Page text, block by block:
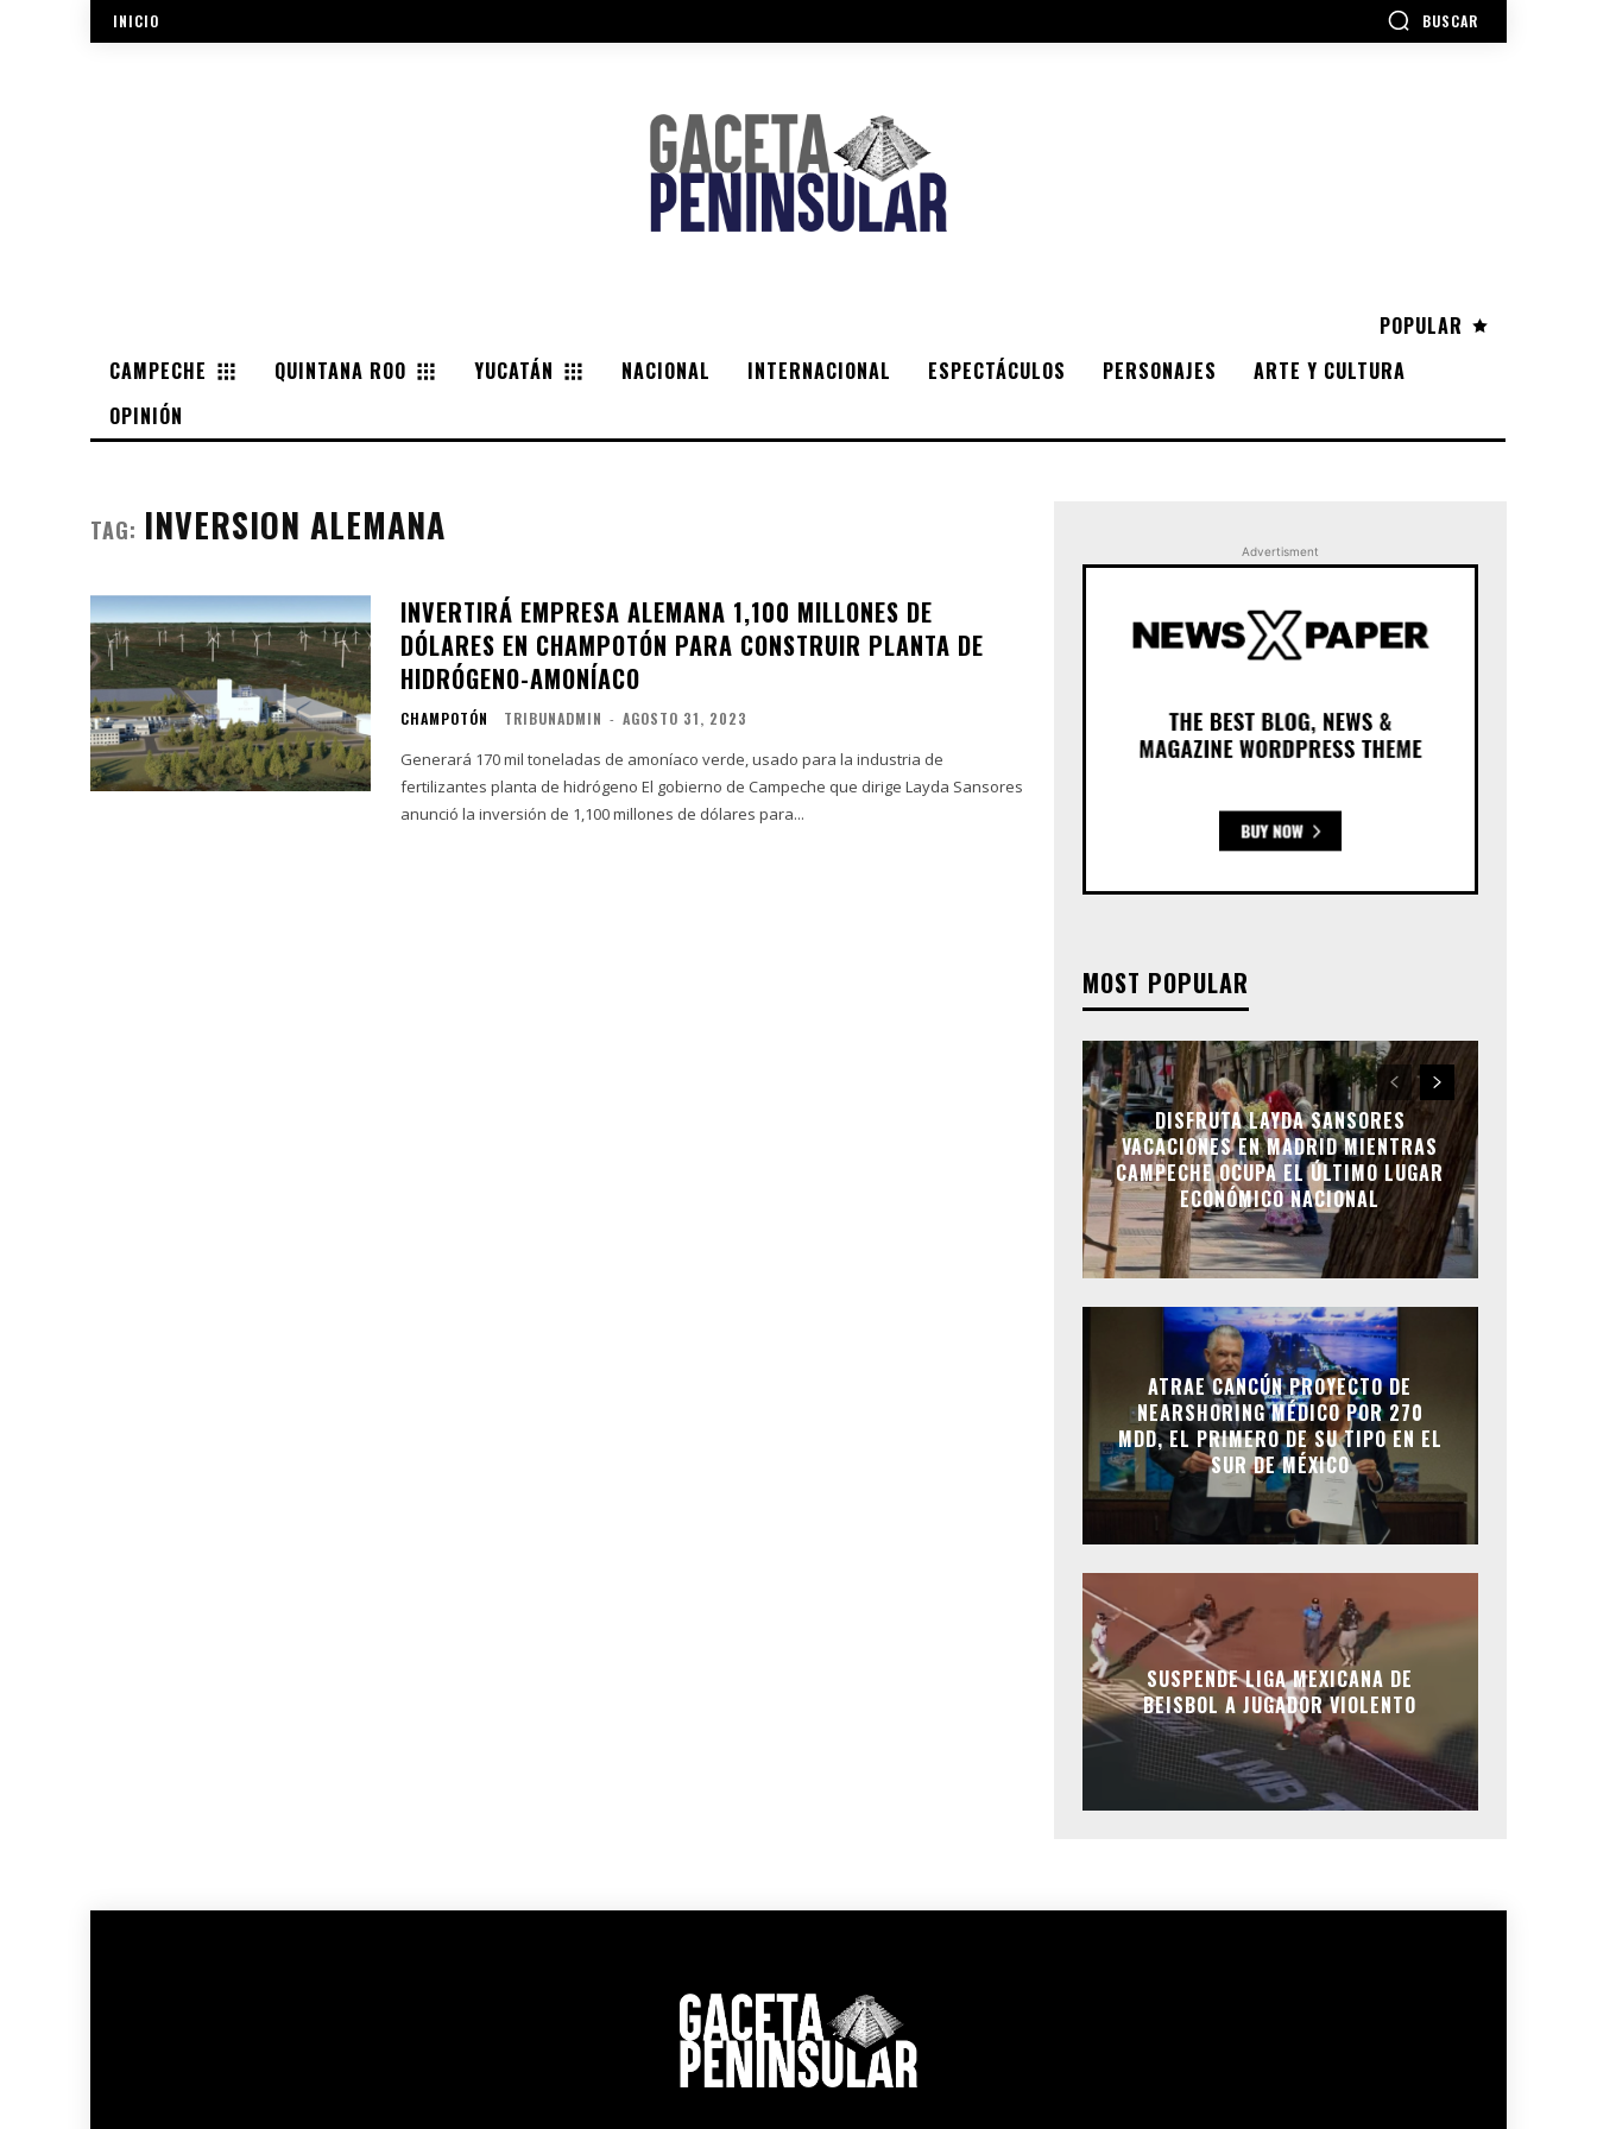
INICIO BUSCAR
POPULAR
CAMPECHE
QUINTANA ROO YUCATÁN NACIONAL INTERNACIONAL ESPECTÁCULOS PERSONAJES
ARTE Y CULTURA
OPINIÓN
TAG: INVERSION ALEMANA
INVERTIRÁ EMPRESA ALEMANA 1,100 MILLONES DE
DÓLARES EN CHAMPOTÓN PARA CONSTRUIR PLANTA DE
HIDRÓGENO-AMONÍACO
CHAMPOTÓN TRIBUNADMIN - AGOSTO 31, 2023
Generará 170 mil toneladas de amoníaco verde, usado para la industria de
fertilizantes planta de hidrógeno El gobierno de Campeche que dirige Layda Sansores
anunció la inversión de 1,100 millones de dólares para...
Advertisment
MOST POPULAR
DISFRUTA LAYDA SANSORES
VACACIONES EN MADRID MIENTRAS
CAMPECHE OCUPA EL ÚLTIMO LUGAR
ECONÓMICO NACIONAL
ATRAE CANCÚN PROYECTO DE
NEARSHORING MÉDICO POR 270
MDD, EL PRIMERO DE SU TIPO EN EL
SUR DE MÉXICO
SUSPENDE LIGA MEXICANA DE
BEISBOL A JUGADOR VIOLENTO